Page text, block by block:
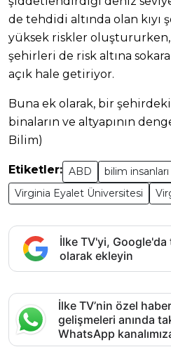
de tehdidi altında olan kıyı
yüksek riskler
şehirleri de risk altına
açık hale getiriyor.
Buna ek olarak, bir
binaların ve altyapının
Bilim)
Etiketler: ABD
bilim insanları
Virginia Eyalet Üniversitesi
İlke TV'yi,
olarak ekleyin
İlke TV’nin özel
gelişmeleri anında
WhatsApp